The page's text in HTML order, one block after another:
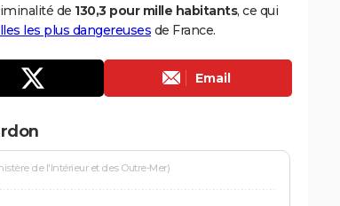
de 130,3 pour mille habitants, ce qui
les plus dangereuses de France.
Email
de l'Intérieur et des Outre-Mer)